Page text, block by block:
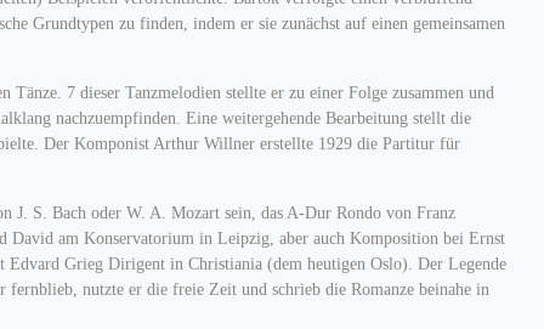
Grundtypen zu finden, indem er sie zunächst auf einen gemeinsamen
7 dieser Tanzmelodien stellte er zu einer Folge zusammen und
nachzuempfinden. Eine weitergehende Bearbeitung stellt die
Der Komponist Arthur Willner erstellte 1929 die Partitur für
J. S. Bach oder W. A. Mozart sein, das A-Dur Rondo von Franz
David am Konservatorium in Leipzig, aber auch Komposition bei Ernst
Edvard Grieg Dirigent in Christiania (dem heutigen Oslo). Der Legende
fernblieb, nutzte er die freie Zeit und schrieb die Romanze beinahe in